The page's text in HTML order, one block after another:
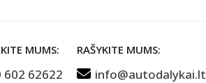
MUMS:
602 62622
RAŠYKITE MUMS:
info@autodalykai.lt